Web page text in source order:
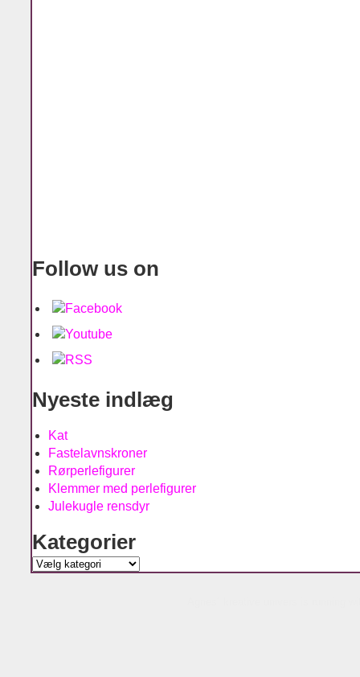
Follow us on
Nyeste indlæg
Kat
Fastelavnskroner
Rørperlefigurer
Klemmer med perlefigurer
Julekugle rensdyr
Kategorier
Kategorier